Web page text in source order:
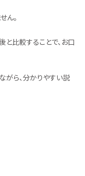
ん。
と比較することで、お口
がら、分かりやすい説